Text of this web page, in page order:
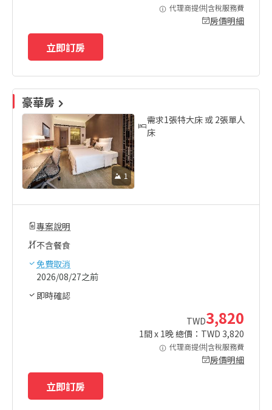
代理商提供|含稅服務費
房價明細
立即訂房
豪華房
1
需求1張特大床 或 2張單人
床
專案說明
不含餐食
免費取消
2026/08/27之前
即時確認
TWD3,820
1間 x 1晚 總價：TWD 3,820
代理商提供|含稅服務費
房價明細
立即訂房